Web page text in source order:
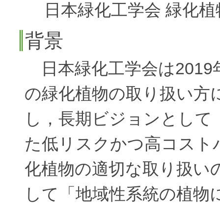
日本緑化工学会 緑化
背景
日本緑化工学会は2019
の緑化植物の取り扱い方
し，長期ビジョンとし
た低リスクかつ高コス
化植物の適切な取り扱い
して「地域性系統の植物